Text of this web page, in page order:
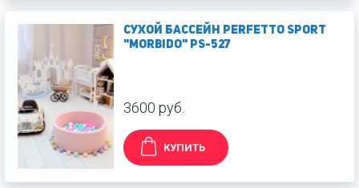
Сухой бассейн PERFETTO SPORT
"Morbido" PS-527
3600 руб.
КУПИТЬ